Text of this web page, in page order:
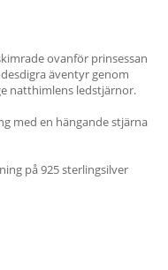
ovanför prinsessan
äventyr genom
natthimlens ledstjärnor.
med en hängande stjärna
på 925 sterlingsilver